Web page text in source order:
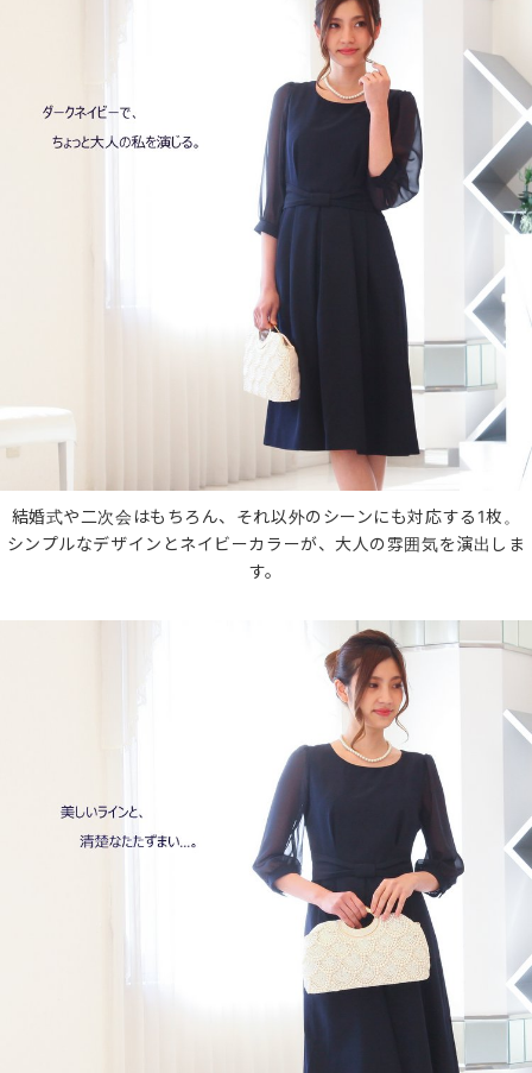
結婚式や二次会はもちろん、それ以外のシーンにも対応する1枚。
シンプルなデザインとネイビーカラーが、大人の雰囲気を演出しま
す。